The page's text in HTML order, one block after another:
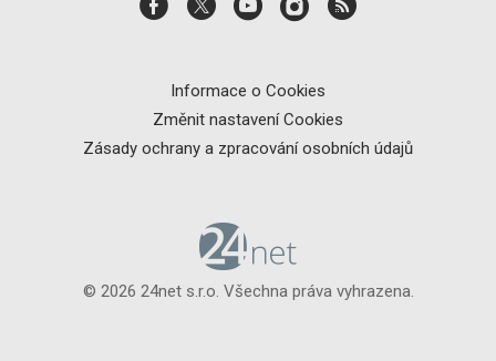
Informace o Cookies
Změnit nastavení Cookies
Zásady ochrany a zpracování osobních údajů
© 2026 24net s.r.o. Všechna práva vyhrazena.